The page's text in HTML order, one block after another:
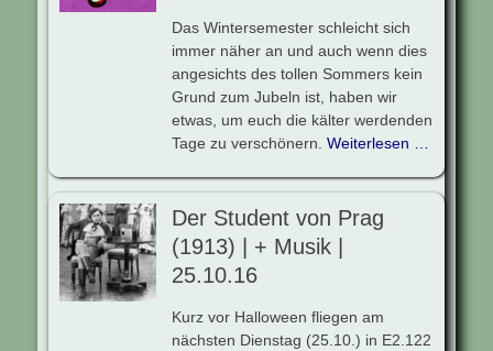
Das Wintersemester schleicht sich
immer näher an und auch wenn dies
angesichts des tollen Sommers kein
Grund zum Jubeln ist, haben wir
etwas, um euch die kälter werdenden
Tage zu verschönern. Weiterlesen …
Der Student von Prag
(1913) | + Musik |
25.10.16
Kurz vor Halloween fliegen am
nächsten Dienstag (25.10.) in E2.122